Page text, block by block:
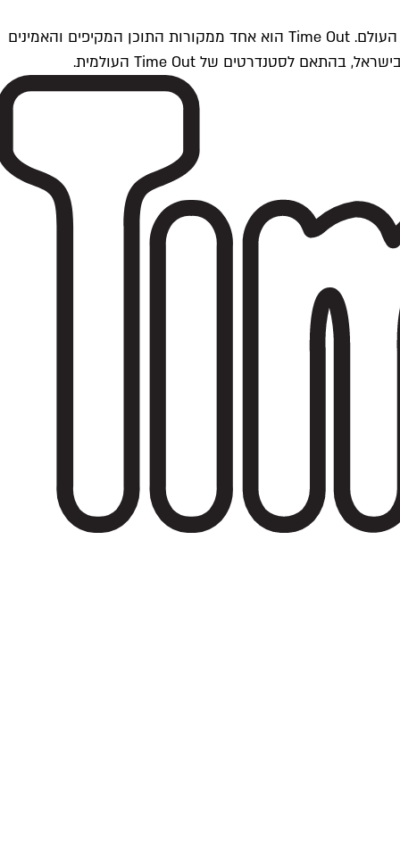
Time Outתל אביב הוא חלק מרשת Time Out Global — רשת מדיה בינלאומית הפועלת ב-360 ערים מרכזיות וב-60 מדינות ברחבי העולם. Time Out הוא אחד ממקורות התוכן המקיפים והאמינים